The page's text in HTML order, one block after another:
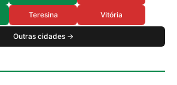
Teresina Vitória
Outras cidades →